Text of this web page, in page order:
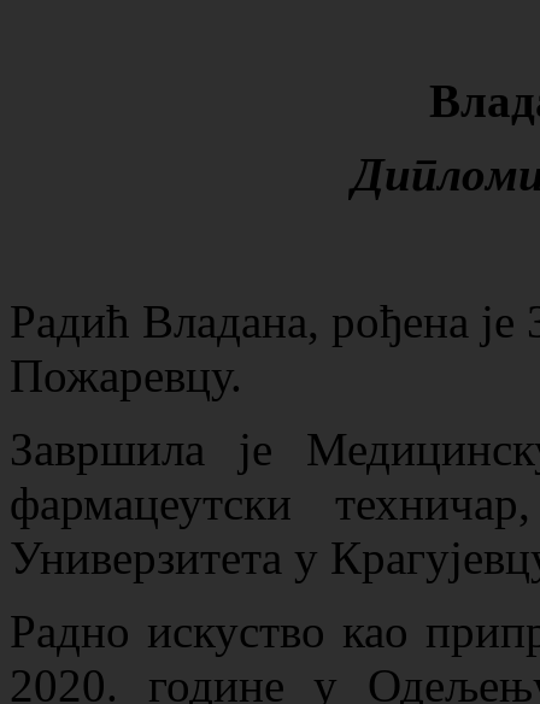
Радић Владана, рођена
Пожаревцу.
Завршила је
фармацеутски
Универзитета у
Радно искуство као
2020. године у